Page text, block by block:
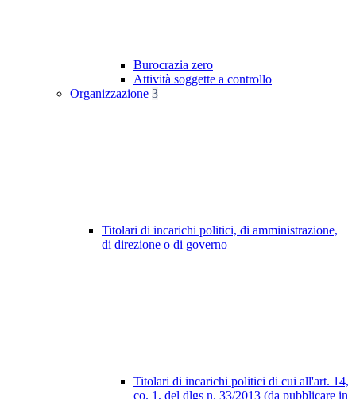
Burocrazia zero
Attività soggette a controllo
Organizzazione 3
Titolari di incarichi politici, di amministrazione,
di direzione o di governo
Titolari di incarichi politici di cui all'art. 14,
co. 1, del dlgs n. 33/2013 (da pubblicare in